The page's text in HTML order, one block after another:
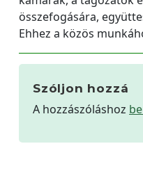
összefogására,
Ehhez a közös
Szóljon hozzá
A hozzászóláshoz